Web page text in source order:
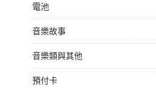
電池
音樂故事
音樂類與其他
預付卡